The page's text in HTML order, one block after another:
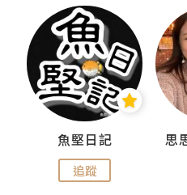
魚堅日記
追蹤